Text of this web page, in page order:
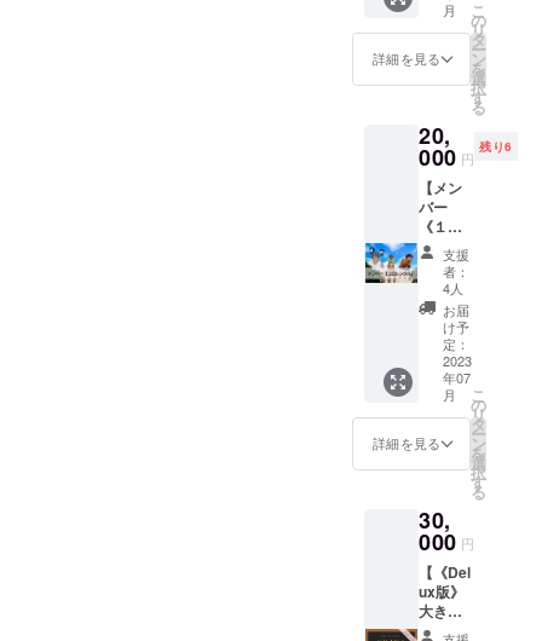
のご記
入をお
願いし
優先的
に遊べ
にしま
す！
（来店
する際
には事
前にご
連絡い
ただけ
れば、
スタッ
フが
キープ
きま
す！）
ドゲー
ムは１
万円以
内で買
えるも
のでお
しま
す。
（イベ
せ
ん。）
ご利用
いただ
ける時
間は ・
平日：
13～22
時の間
で５時
間 ・休
日17～
22時ま
で とな
りま
す。ご
注意く
本券の
有効期
2024年
6月30日
となり
Enchan
teが企
画する
ボード
ゲーム
トに１
年間無
料で参
加いた
だけま
す！ ド
リンク
も無料
でお飲
みいた
だけま
す！ ◆
詳細
ボード
ゲーム
カフェ
Enchan
ゲーム
イベン
トに１
年間無
料で参
加いた
だけま
月
詳細を見る
こ
の
リ
タ
ー
ン
を
選
択
す
る
20,
000 円
残り6
【メン
バー
《１日
レンタ
ル》】
◆内容
Enchan
teのメ
ンバー
１人を
１日貸
し出し
ます！
◆詳細
もしも
どのメ
に来て
欲しい
などの
希望が
ござい
ました
ら備考
支援
者：
4人
お届
け予
定：
2023
年07
月
詳細を見る
こ
の
リ
タ
ー
ン
を
選
択
す
る
30,
000 円
【《Del
ux版》
大きい
サイズ